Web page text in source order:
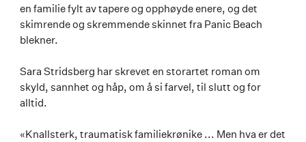
en familie fylt av tapere og opphøyde enere, og det
skimrende og skremmende skinnet fra Panic Beach
blekner.
Sara Stridsberg har skrevet en storartet roman om
skyld, sannhet og håp, om å si farvel, til slutt og for
alltid.
«Knallsterk, traumatisk familiekrønike ... Men hva er det